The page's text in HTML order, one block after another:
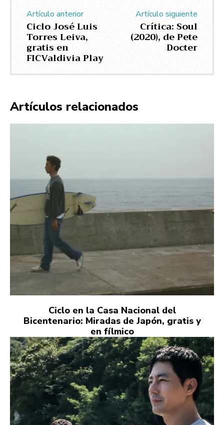
Artículo anterior
Ciclo José Luis
Torres Leiva,
gratis en
FICValdivia Play
Artículo siguiente
Crítica: Soul
(2020), de Pete
Docter
Artículos relacionados
Ciclo en la Casa Nacional del
Bicentenario: Miradas de Japón, gratis y
en fílmico